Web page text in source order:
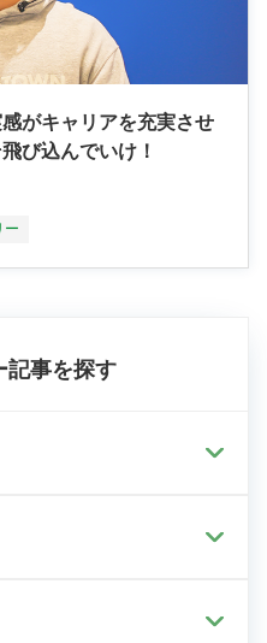
がキャリアを充実させ
び込んでいけ！
ー
記事を探す